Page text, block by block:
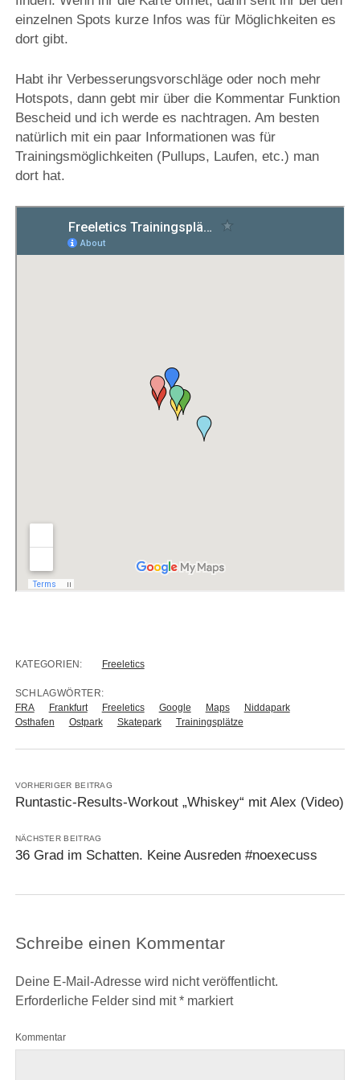
einzelnen Spots kurze Infos was für Möglichkeiten es
dort gibt.
Habt ihr Verbesserungsvorschläge oder noch mehr
Hotspots, dann gebt mir über die Kommentar Funktion
Bescheid und ich werde es nachtragen. Am besten
natürlich mit ein paar Informationen was für
Trainingsmöglichkeiten (Pullups, Laufen, etc.) man
dort hat.
KATEGORIEN: Freeletics
SCHLAGWÖRTER:
FRA
Frankfurt Freeletics Google Maps
Niddapark
Osthafen
Ostpark Skatepark Trainingsplätze
VORHERIGER BEITRAG
Runtastic-Results-Workout „Whiskey“ mit Alex (Video)
NÄCHSTER BEITRAG
36 Grad im Schatten. Keine Ausreden #noexecuss
Schreibe einen Kommentar
Deine E-Mail-Adresse wird nicht veröffentlicht.
Erforderliche Felder sind mit*markiert
Kommentar